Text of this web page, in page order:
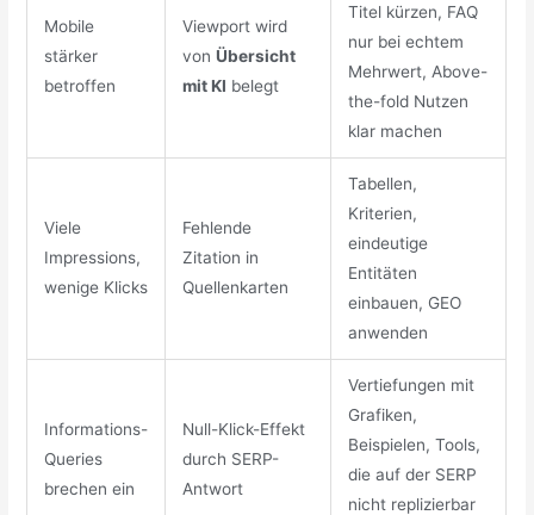
Mobile
stärker
betroffen
Viewport wird
vonÜbersicht
mit KI belegt
Titel kürzen, FAQ
nur bei echtem
Mehrwert, Above-
the-fold Nutzen
klar machen
Viele
Impressions,
wenige Klicks
Fehlende
Zitation in
Quellenkarten
Tabellen,
Kriterien,
eindeutige
Entitäten
einbauen, GEO
anwenden
Informations-
Queries
brechen ein
Null-Klick-Effekt
durch SERP-
Antwort
Vertiefungen mit
Grafiken,
Beispielen, Tools,
die auf der SERP
nicht replizierbar